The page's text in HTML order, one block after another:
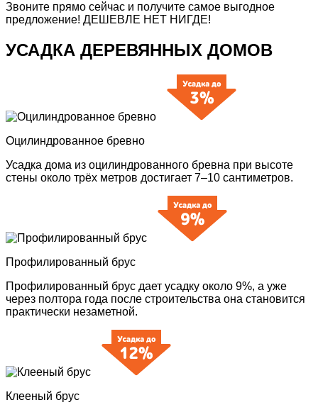
Звоните прямо сейчас и получите самое выгодное
предложение! ДЕШЕВЛЕ НЕТ НИГДЕ!
УСАДКА ДЕРЕВЯННЫХ ДОМОВ
Оцилиндрованное бревно
Усадка дома из оцилиндрованного бревна при высоте
стены около трёх метров достигает 7–10 сантиметров.
Профилированный брус
Профилированный брус дает усадку около 9%, а уже
через полтора года после строительства она становится
практически незаметной.
Клееный брус